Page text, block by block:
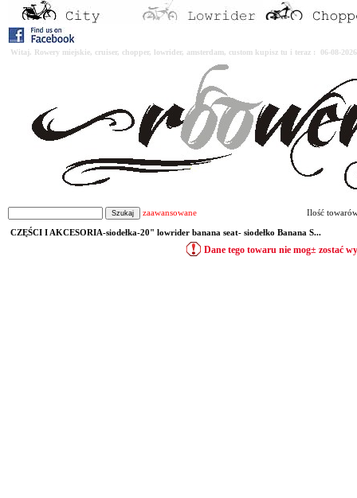
Witaj. Rowery miejskie, cruiser, chopper, lowrider, amsterdam, custom kupisz tu i teraz : 06-08-
zaawansowane Ilość
CZĘŚCI I AKCESORIA-siodełka-20" lowrider banana seat- siodełko Banana S...
Dane tego towaru nie mog± zostać